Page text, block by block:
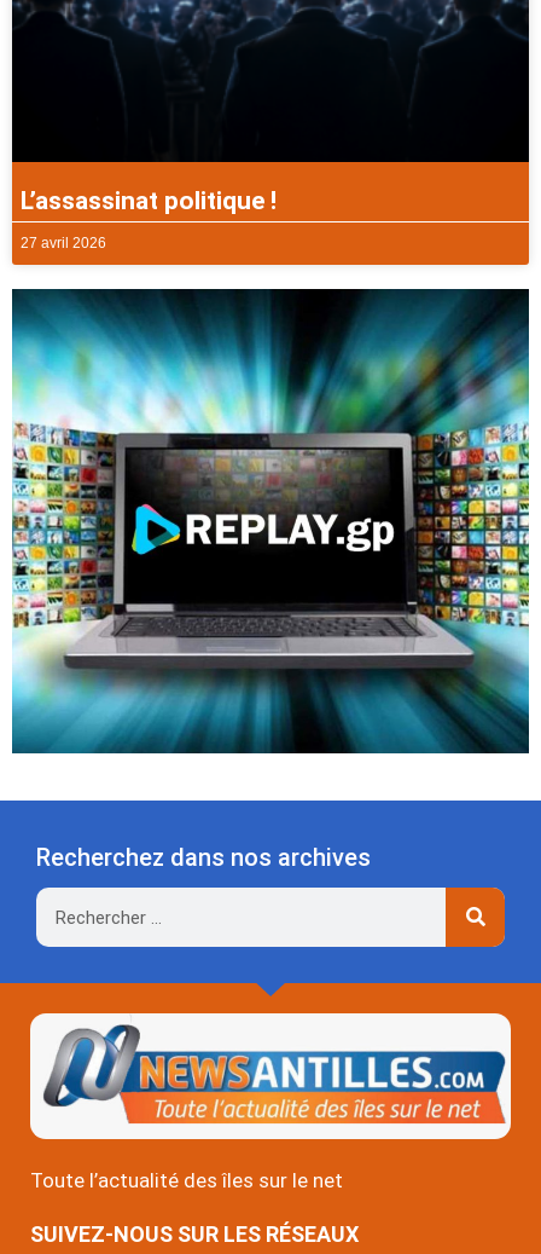
L’assassinat politique !
27 avril 2026
Recherchez dans nos archives
Rechercher
Toute l’actualité des îles sur le net
SUIVEZ-NOUS SUR LES RÉSEAUX